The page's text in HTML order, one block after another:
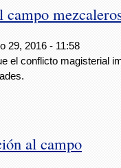
29, 2016 - 11:58
el conflicto magisterial
al campo